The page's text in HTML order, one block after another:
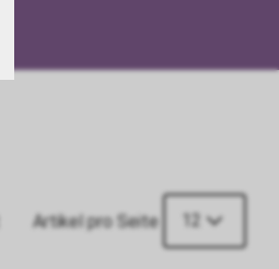
Artikel pro Seite 12